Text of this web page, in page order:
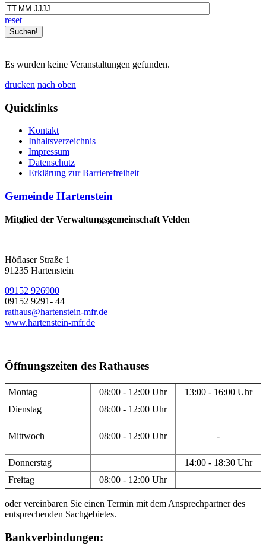
reset
Es wurden keine Veranstaltungen gefunden.
drucken nach oben
Quicklinks
Kontakt
Inhaltsverzeichnis
Impressum
Datenschutz
Erklärung zur Barrierefreiheit
Gemeinde Hartenstein
Mitglied der Verwaltungsgemeinschaft Velden
Höflaser Straße 1
91235 Hartenstein
09152 926900
09152 9291- 44
rathaus@hartenstein-mfr.de
www.hartenstein-mfr.de
Öffnungszeiten des Rathauses
Montag 08:00 - 12:00 Uhr
13:00 - 16:00 Uhr
Dienstag
08:00 - 12:00 Uhr
Mittwoch 08:00 - 12:00 Uhr -
Donnerstag
14:00 - 18:30 Uhr
Freitag
08:00 - 12:00 Uhr
oder vereinbaren Sie einen Termin mit dem Ansprechpartner des
entsprechenden Sachgebietes.
Bankverbindungen: